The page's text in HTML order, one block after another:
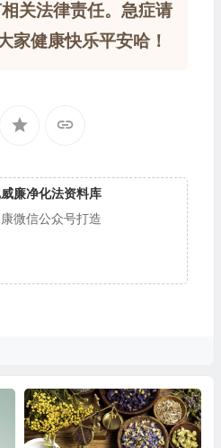
关法律责任。急症请
家健康快乐平安哈！
廉净化法资料库
微信公众号打造